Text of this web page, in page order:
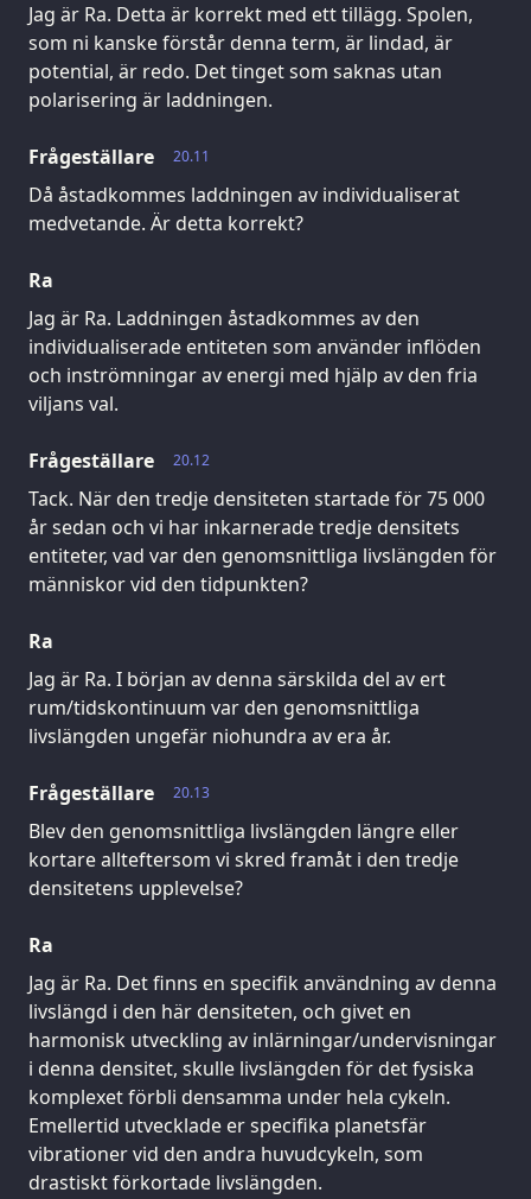
Jag är Ra. Detta är korrekt med ett tillägg. Spolen,
som ni kanske förstår denna term, är lindad, är
potential, är redo. Det tinget som saknas utan
polarisering är laddningen.
20.11
Frågeställare
Då åstadkommes laddningen av individualiserat
medvetande. Är detta korrekt?
Ra
Jag är Ra. Laddningen åstadkommes av den
individualiserade entiteten som använder inflöden
och inströmningar av energi med hjälp av den fria
viljans val.
20.12
Frågeställare
Tack. När den tredje densiteten startade för 75 000
år sedan och vi har inkarnerade tredje densitets
entiteter, vad var den genomsnittliga livslängden för
människor vid den tidpunkten?
Ra
Jag är Ra. I början av denna särskilda del av ert
rum/tidskontinuum var den genomsnittliga
livslängden ungefär niohundra av era år.
20.13
Frågeställare
Blev den genomsnittliga livslängden längre eller
kortare allteftersom vi skred framåt i den tredje
densitetens upplevelse?
Ra
Jag är Ra. Det finns en specifik användning av denna
livslängd i den här densiteten, och givet en
harmonisk utveckling av inlärningar/undervisningar
i denna densitet, skulle livslängden för det fysiska
komplexet förbli densamma under hela cykeln.
Emellertid utvecklade er specifika planetsfär
vibrationer vid den andra huvudcykeln, som
drastiskt förkortade livslängden.